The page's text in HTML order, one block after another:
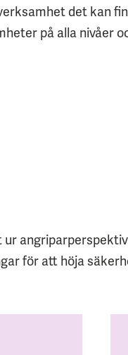
det kan
på alla nivåer
för att höja